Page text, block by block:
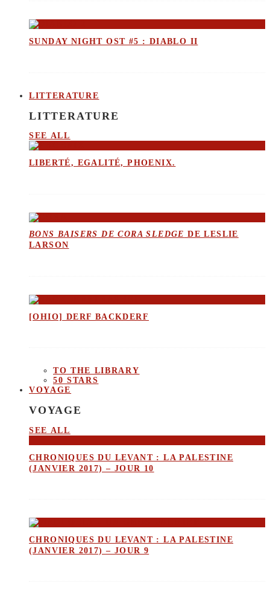
SUNDAY NIGHT OST #5 : DIABLO II
LITTERATURE
LITTERATURE
SEE ALL
LIBERTÉ, EGALITÉ, PHOENIX.
BONS BAISERS DE CORA SLEDGE DE LESLIE
LARSON
[OHIO] DERF BACKDERF
TO THE LIBRARY
50 STARS
VOYAGE
VOYAGE
SEE ALL
CHRONIQUES DU LEVANT : LA PALESTINE
(JANVIER 2017) – JOUR 10
CHRONIQUES DU LEVANT : LA PALESTINE
(JANVIER 2017) – JOUR 9